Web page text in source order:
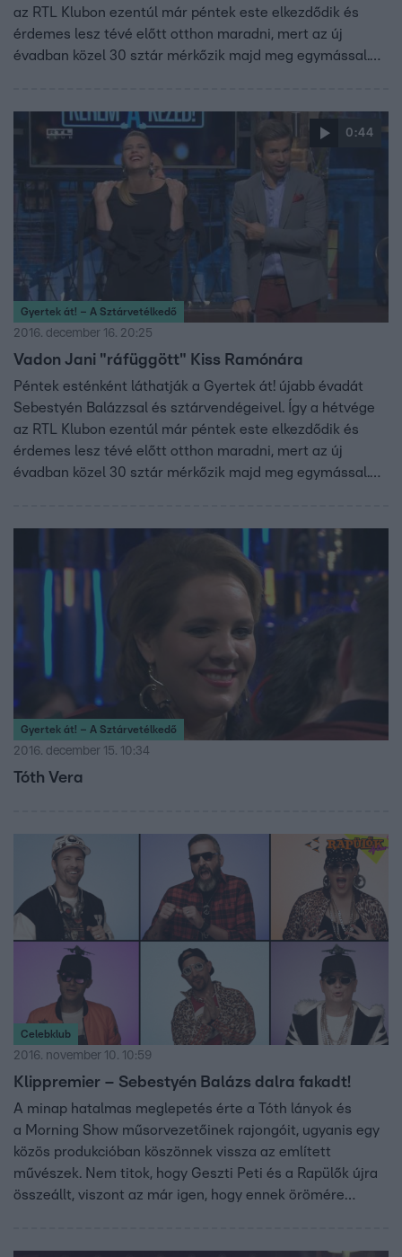
az RTL Klubon ezentúl már péntek este elkezdődik és
érdemes lesz tévé előtt otthon maradni, mert az új
évadban közel 30 sztár mérkőzik majd meg egymással.
próbára teszi a könnyed sztárvetélkedőben. A Gyertek át!
új részeiben két négyfős csapat méri össze a tudását. A
csapatokban három-három közismert személy és egy-
egy civil játékos verseng a pénznyereményért, amelyet a
nyertes csapat civil tagja vihet majd haza.
0:44
Gyertek át! – A Sztárvetélkedő
2016. december 16. 20:25
Vadon Jani "ráfüggött" Kiss Ramónára
Péntek esténként láthatják a Gyertek át! újabb évadát
Sebestyén Balázzsal és sztárvendégeivel. Így a hétvége
az RTL Klubon ezentúl már péntek este elkezdődik és
érdemes lesz tévé előtt otthon maradni, mert az új
évadban közel 30 sztár mérkőzik majd meg egymással.
próbára teszi a könnyed sztárvetélkedőben. A Gyertek át!
új részeiben két négyfős csapat méri össze a tudását. A
csapatokban három-három közismert személy és egy-
egy civil játékos verseng a pénznyereményért, amelyet a
nyertes csapat civil tagja vihet majd haza.
Gyertek át! – A Sztárvetélkedő
2016. december 15. 10:34
Tóth Vera
Celebklub
2016. november 10. 10:59
Klippremier – Sebestyén Balázs dalra fakadt!
A minap hatalmas meglepetés érte a Tóth lányok és
a Morning Show műsorvezetőinek rajongóit, ugyanis egy
közös produkcióban köszönnek vissza az említett
művészek. Nem titok, hogy Geszti Peti és a Rapülők újra
összeállt, viszont az már igen, hogy ennek örömére